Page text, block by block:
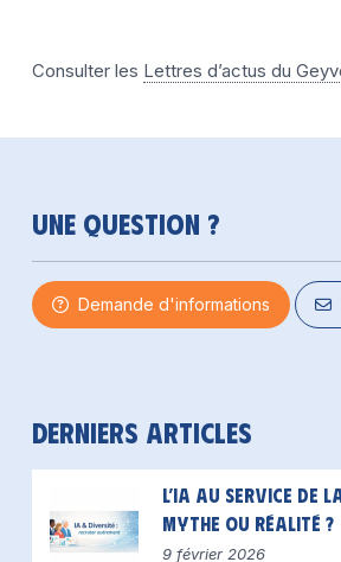
Consulter les Lettres d’actus du
Une question ?
Demande d'informations
Derniers articles
L’IA au service de
mythe ou réalité ?
9 février 2026